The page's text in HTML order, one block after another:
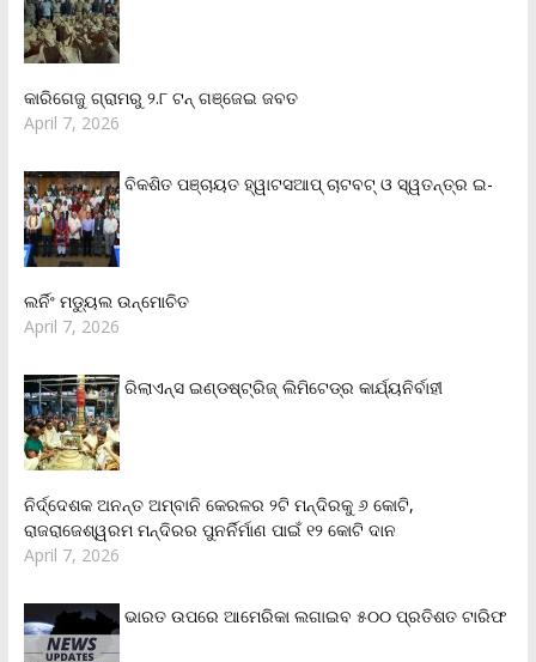
କାରିଗେଜୁ ଗ୍ରାମରୁ ୨.୮ ଟନ୍ ଗଞ୍ଜେଇ ଜବତ
April 7, 2026
ବିକଶିତ ପଞ୍ଚାୟତ ହ୍ୱାଟସଆପ୍ ଚାଟବଟ୍ ଓ ସ୍ୱତନ୍ତ୍ର ଇ-
ଲର୍ନିଂ ମଡ୍ୟୁଲ ଉନ୍ମୋଚିତ
April 7, 2026
ରିଲାଏନ୍‌ସ ଇଣ୍ଡଷ୍ଟ୍ରିଜ୍ ଲିମିଟେଡ୍‌ର କାର୍ଯ୍ୟନିର୍ବାହୀ
ନିର୍ଦ୍ଦେଶକ ଅନନ୍ତ ଅମ୍ବାନି କେରଳର ୨ଟି ମନ୍ଦିରକୁ ୬ କୋଟି,
ରାଜରାଜେଶ୍ୱରମ ମନ୍ଦିରର ପୁନର୍ନିର୍ମାଣ ପାଇଁ ୧୨ କୋଟି ଦାନ
April 7, 2026
ଭାରତ ଉପରେ ଆମେରିକା ଲଗାଇବ ୫୦୦ ପ୍ରତିଶତ ଟାରିଫ